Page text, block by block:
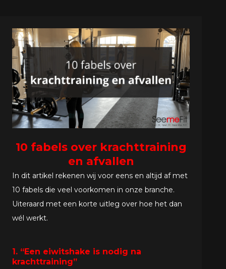
10 fabels over krachttraining
en afvallen
In dit artikel rekenen wij voor eens en altijd af met
10 fabels die veel voorkomen in onze branche.
Uiteraard met een korte uitleg over hoe het dan
wél werkt.
1. “Een eiwitshake is nodig na
krachttraining”